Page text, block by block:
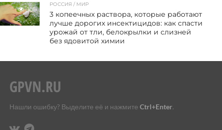
101
РОССИЯ / МИР
3 копеечных раствора, которые работают
лучше дорогих инсектицидов: как спасти
урожай от тли, белокрылки и слизней
без ядовитой химии
Нашли ошибку? Выделите её и нажмите Ctrl+Enter.